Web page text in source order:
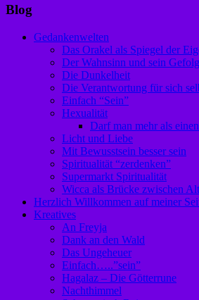
Blog
Gedankenwelten
Das Orakel als Spiegel der
Der Wahnsinn und sein
Die Dunkelheit
Die Verantwortung für sich
Einfach “Sein”
Hexualität
Darf man mehr als
Licht und Liebe
Mit Bewusstsein besser sein
Spiritualität “zerdenken”
Supermarkt Spiritualität
Wicca als Brücke zwischen
Herzlich Willkommen auf meiner
Kreatives
An Freyja
Dank an den Wald
Das Ungeheuer
Einfach…..”sein”
Hagalaz – Die Götterrune
Nachthimmel